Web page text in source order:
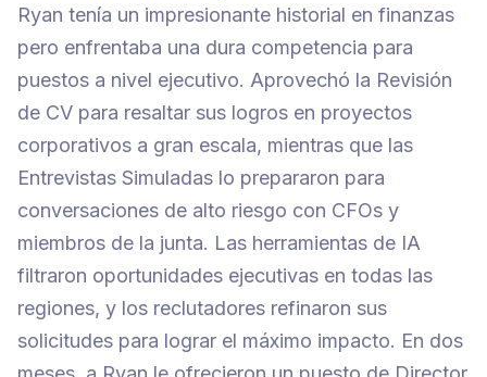
Ryan tenía un impresionante historial en finanzas
pero enfrentaba una dura competencia para
puestos a nivel ejecutivo. Aprovechó la Revisión
de CV para resaltar sus logros en proyectos
corporativos a gran escala, mientras que las
Entrevistas Simuladas lo prepararon para
conversaciones de alto riesgo con CFOs y
miembros de la junta. Las herramientas de IA
filtraron oportunidades ejecutivas en todas las
regiones, y los reclutadores refinaron sus
solicitudes para lograr el máximo impacto. En dos